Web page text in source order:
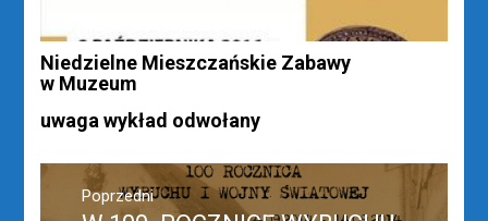
Niedzielne Mieszczańskie Zabawy
w Muzeum
uwaga wykład odwołany
Nawigacja
wpisuPoprzedni